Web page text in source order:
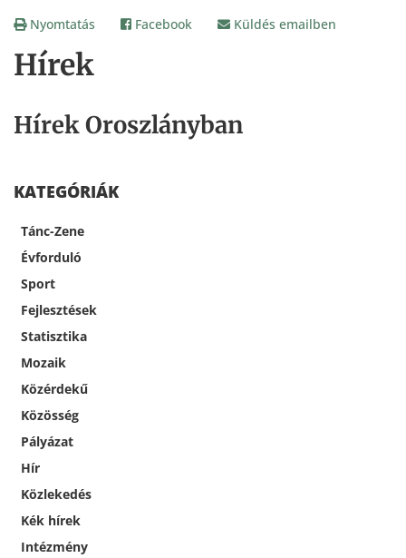
Hírek
Hírek Oroszlányban
KATEGÓRIÁK
Tánc-Zene
Évforduló
Sport
Fejlesztések
Statisztika
Mozaik
Közérdekű
Közösség
Pályázat
Hír
Közlekedés
Kék hírek
Intézmény
Nyomtatás Facebook Küldés emailben